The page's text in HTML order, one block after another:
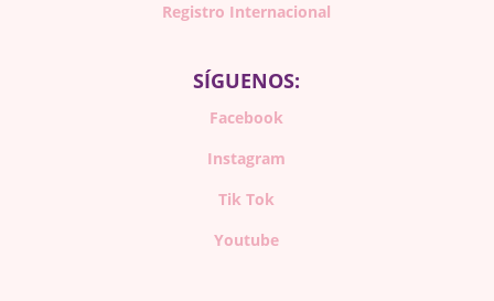
Registro Internacional
SÍGUENOS:
Facebook
Instagram
Tik Tok
Youtube